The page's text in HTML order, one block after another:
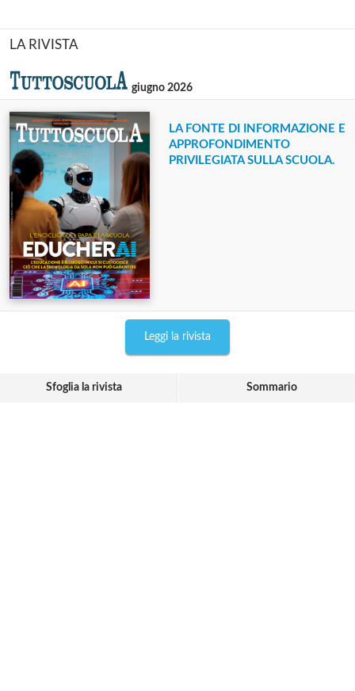
LA RIVISTA
giugno 2026
LA FONTE DI INFORMAZIONE E
APPROFONDIMENTO
PRIVILEGIATA SULLA SCUOLA.
Leggi la rivista
Sfoglia la rivista Sommario